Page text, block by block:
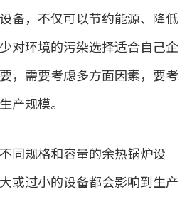
备，不仅可以节约能源、降低
对环境的污染选择适合自己企
，需要考虑多方面因素，要考
产规模。
同规格和容量的余热锅炉设
或过小的设备都会影响到生产